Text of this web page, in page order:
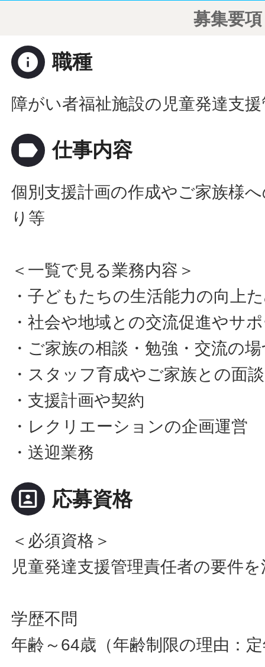
募集要項
info 職種
障がい者福祉施設の児童発達支
label 仕事内容
個別支援計画の作成やご家族様
り等
＜一覧で見る業務内容＞
・子どもたちの生活能力の向上
・社会や地域との交流促進やサ
・ご家族の相談・勉強・交流の
・スタッフ育成やご家族との面談
・支援計画や契約
・レクリエーションの企画運営
・送迎業務
portrait 応募資格
＜必須資格＞
児童発達支援管理責任者の要件
学歴不問
年齢～64歳（年齢制限の理由：